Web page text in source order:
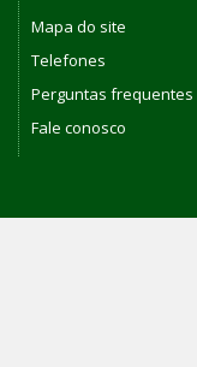
Mapa do site
Telefones
Perguntas frequentes
Fale conosco